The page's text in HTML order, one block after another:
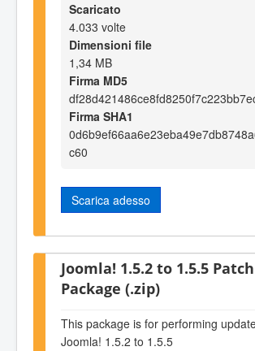
Scaricato
4.033 volte
Dimensioni file
1,34 MB
Firma MD5
Firma SHA1
c60
Scarica adesso
Joomla! 1.5.2 to 1.5.5 Patch
Package (.zip)
This package is for performing
Joomla! 1.5.2 to 1.5.5